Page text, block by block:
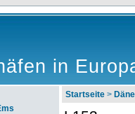
in
Startseite >